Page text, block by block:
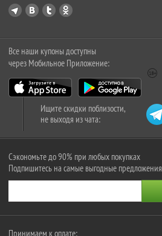
Все наши купоны доступны
через Мобильное Приложение:
Ищите скидки поблизости,
не выходя из чата:
Сэкономьте до 90% при любых покупках
Подпишитесь на самые выгодные предложения
Принимаем к оплате: